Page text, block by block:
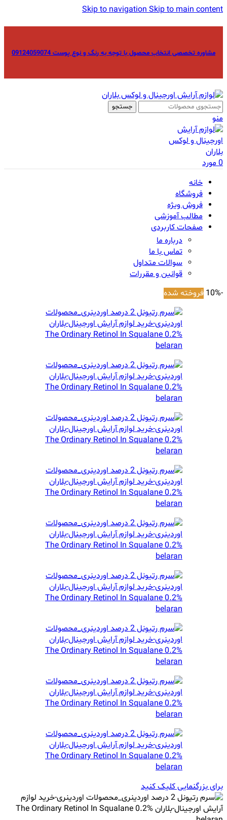
Skip to navigationSkip to main content
مشاوره تخصصی انتخاب محصول با توجه به رنگ و نوع پوست 09124059074
جستجو
منو
0مورد
خانه
فروشگاه
فروش ویژه
مطالب آموزشی
صفحات کاربردی
درباره ما
تماس با ما
سوالات متداول
قوانین و مقررات
-10%
فروخته شده
برای بزرگنمایی کلیک کنید